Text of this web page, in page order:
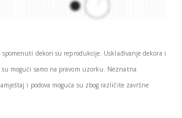
dekori su reprodukcije. Usklađivanje dekora i
mogući samo na pravom uzorku. Neznatna
i podova moguća su zbog različite završne